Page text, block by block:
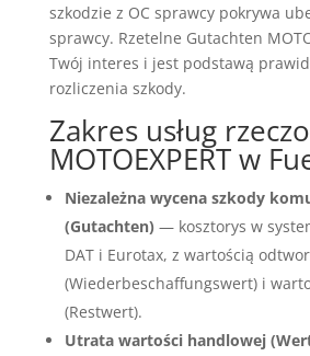
szkodzie z OC sprawcy pokrywa
sprawcy. Rzetelne Gutachten
Twój interes i jest podstawą
rozliczenia szkody.
Zakres usług
MOTOEXPERT w
Niezależna wycena szkody
(Gutachten) — kosztorys w
DAT i Eurotax, z wartością
(Wiederbeschaffungswert) i
(Restwert).
Utrata wartości handlowej